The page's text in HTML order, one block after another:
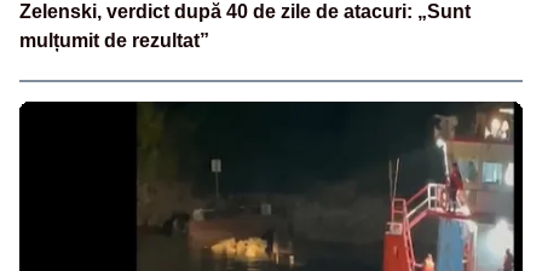
Zelenski, verdict după 40 de zile de atacuri: „Sunt
mulțumit de rezultat”